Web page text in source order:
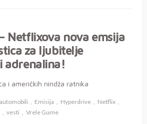
Netflixova nova emsija
za ljubitelje
adrenalina!
i američkih nindža ratnika
automobili Emisija Hyperdrive
Netflix
vesti Vrele Gume